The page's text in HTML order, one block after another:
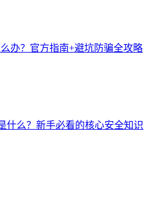
办？官方指南+避坑防骗全攻略
什么？新手必看的核心安全知识